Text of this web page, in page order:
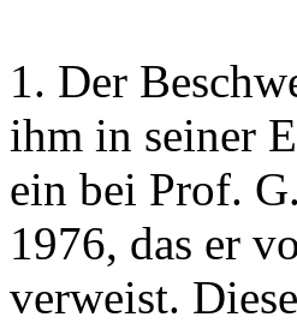
1. Der
ihm in seiner
ein bei Prof.
1976, das er
verweist.